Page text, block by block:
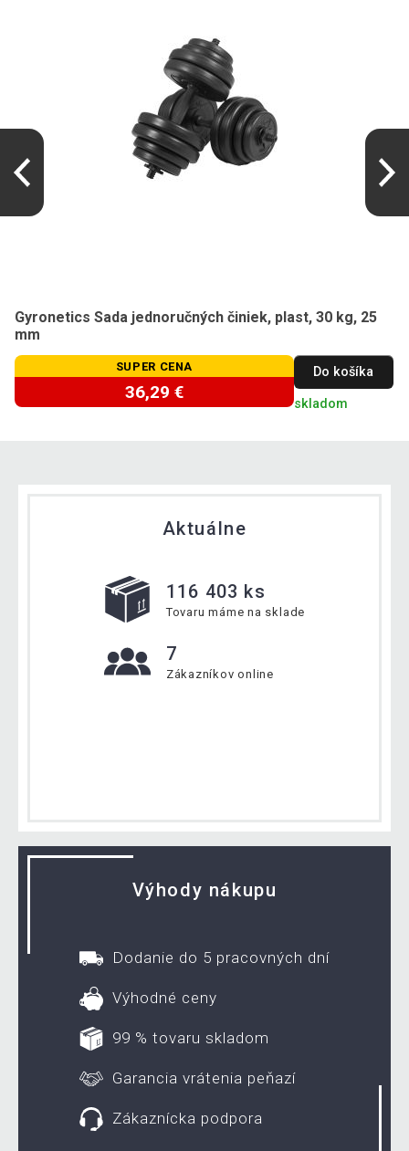
Gyronetics Sada jednoručných činiek, plast, 30 kg, 25
mm
SUPER CENA
36,29 €
Do košíka
skladom
Aktuálne
116 403 ks
Tovaru máme na sklade
7
Zákazníkov online
Výhody nákupu
Dodanie do 5 pracovných dní
Výhodné ceny
99 % tovaru skladom
Garancia vrátenia peňazí
Zákaznícka podpora